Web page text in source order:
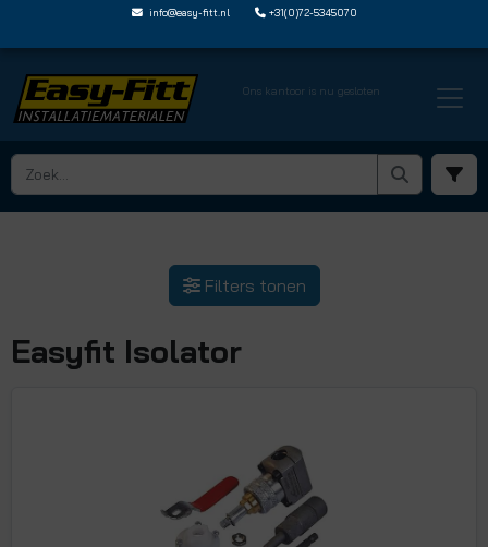
info@easy-fitt.nl +31(0)72-5345070
Ons kantoor is nu gesloten
Filters tonen
Easyfit Isolator